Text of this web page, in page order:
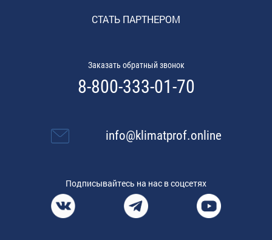
СТАТЬ ПАРТНЕРОМ
Заказать обратный звонок
8-800-333-01-70
info@klimatprof.online
Подписывайтесь на нас в соцсетях